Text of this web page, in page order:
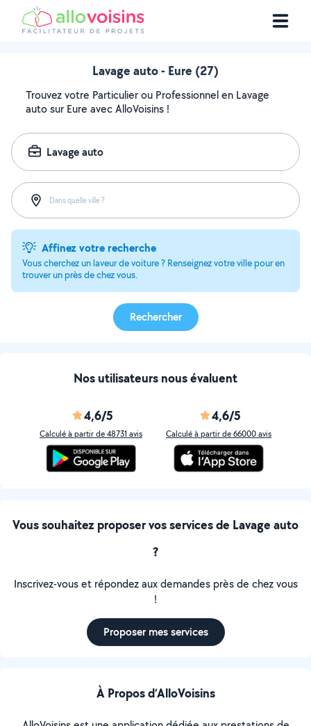
Lavage auto - Eure (27)
Trouvez votre Particulier ou Professionnel en Lavage
auto sur Eure avec AlloVoisins !
Lavage auto
Dans quelle ville ?
Affinez votre recherche
Vous cherchez un laveur de voiture ? Renseignez votre ville pour en
trouver un près de chez vous.
Rechercher
Nos utilisateurs nous évaluent
4,6/5
Calculé à partir de 48731 avis
4,6/5
Calculé à partir de 66000 avis
Vous souhaitez proposer vos services de Lavage auto
?
Inscrivez-vous et répondez aux demandes près de chez vous
!
Proposer mes services
À Propos d’AlloVoisins